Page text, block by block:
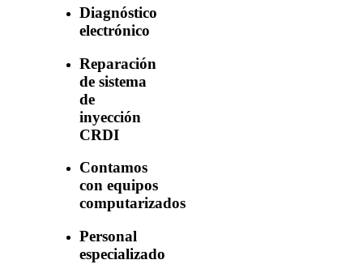
Diagnóstico
electrónico
Reparación
de sistema
de
inyección
CRDI
Contamos
con equipos
computarizados
Personal
especializado